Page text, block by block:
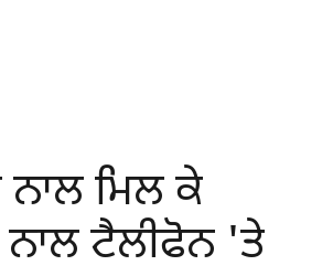
ਮਿਲ ਕੇ
ਨਾਲ ਟੈਲੀਫੋਨ 'ਤੇ